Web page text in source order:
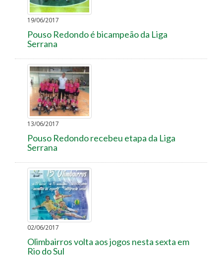
19/06/2017
Pouso Redondo é bicampeão da Liga
Serrana
13/06/2017
Pouso Redondo recebeu etapa da Liga
Serrana
02/06/2017
Olimbairros volta aos jogos nesta sexta em
Rio do Sul